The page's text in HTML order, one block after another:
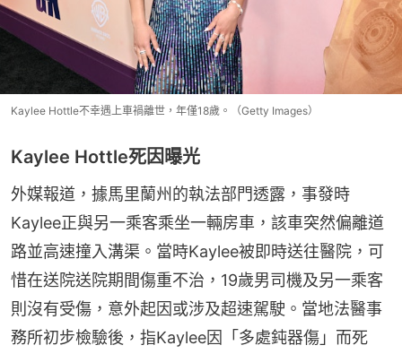
Kaylee Hottle不幸遇上車禍離世，年僅18歲。（Getty Images）
Kaylee Hottle死因曝光
外媒報道，據馬里蘭州的執法部門透露，事發時
Kaylee正與另一乘客乘坐一輛房車，該車突然偏離道
路並高速撞入溝渠。當時Kaylee被即時送往醫院，可
惜在送院送院期間傷重不治，19歲男司機及另一乘客
則沒有受傷，意外起因或涉及超速駕駛。當地法醫事
務所初步檢驗後，指Kaylee因「多處鈍器傷」而死